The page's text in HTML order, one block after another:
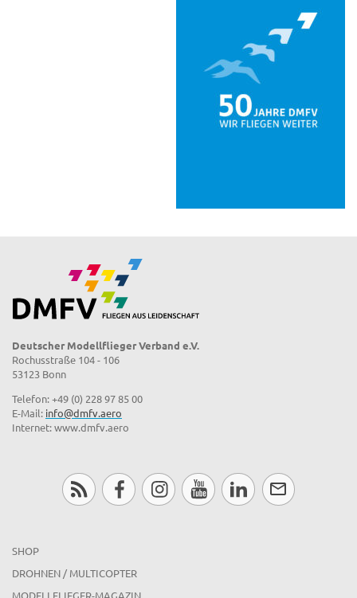
Deutscher Modellflieger Verband e.V.
Rochusstraße 104 - 106
53123 Bonn
Telefon: +49 (0) 228 97 85 00
E-Mail: info@dmfv.aero
Internet: www.dmfv.aero
SHOP
DROHNEN / MULTICOPTER
MODELLFLIEGER-MAGAZIN